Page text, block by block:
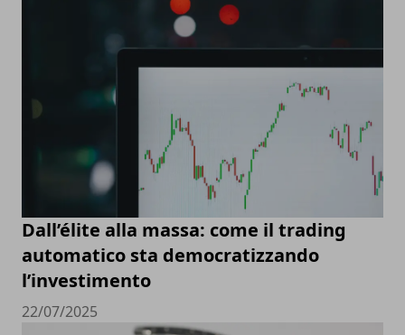
Dall’élite alla massa: come il trading
automatico sta democratizzando
l’investimento
22/07/2025